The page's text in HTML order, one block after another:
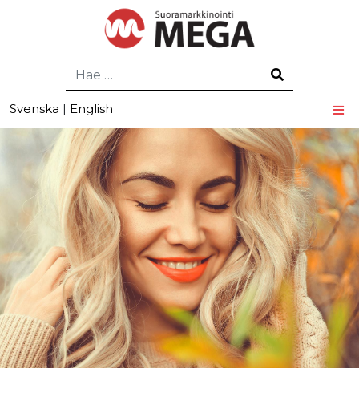
Hae
Svenska | English